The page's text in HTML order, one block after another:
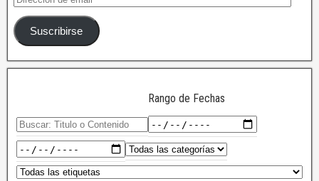
Suscribirse
Rango de Fechas